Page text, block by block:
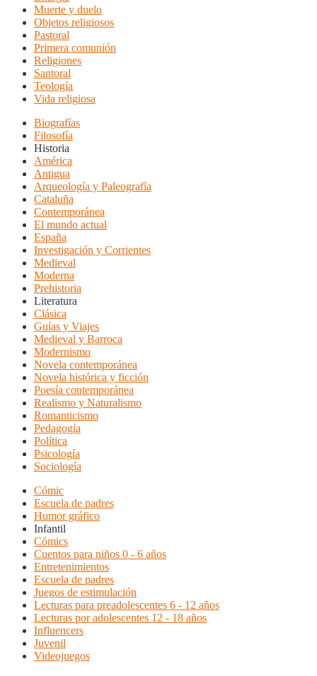
Muerte y duelo
Objetos religiosos
Pastoral
Primera comunión
Religiones
Santoral
Teología
Vida religiosa
Biografías
Filosofía
Historia
América
Antigua
Arqueología y Paleografía
Cataluña
Contemporánea
El mundo actual
España
Investigación y Corrientes
Medieval
Moderna
Prehistoria
Literatura
Clásica
Guías y Viajes
Medieval y Barroca
Modernismo
Novela contemporánea
Novela histórica y ficción
Poesía contemporánea
Realismo y Naturalismo
Romanticismo
Pedagogía
Política
Psicología
Sociología
Cómic
Escuela de padres
Humor gráfico
Infantil
Cómics
Cuentos para niños 0 - 6 años
Entretenimientos
Escuela de padres
Juegos de estimulación
Lecturas para preadolescentes 6 - 12 años
Lecturas por adolescentes 12 - 18 años
Influencers
Juvenil
Videojuegos